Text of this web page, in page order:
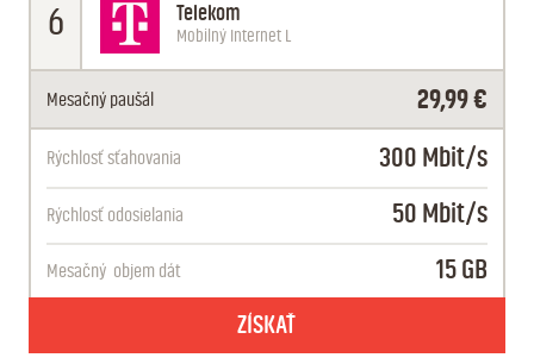
6 Telekom
Mobilný Internet L
Rýchlosť sťahovania 300 Mbit/s
Rýchlosť odosielania 50 Mbit/s
Mesačný objem dát 15 GB
Mesačný paušál 29,99 €
ZÍSKAŤ